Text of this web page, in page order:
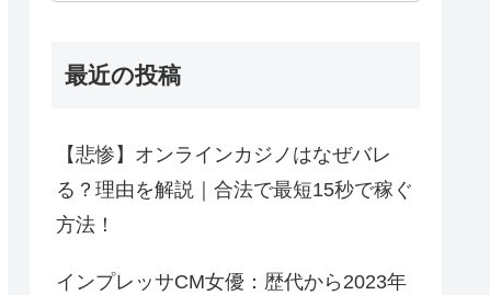
最近の投稿
【悲惨】オンラインカジノはなぜバレ
る？理由を解説｜合法で最短15秒で稼ぐ
方法！
インプレッサCM女優：歴代から2023年